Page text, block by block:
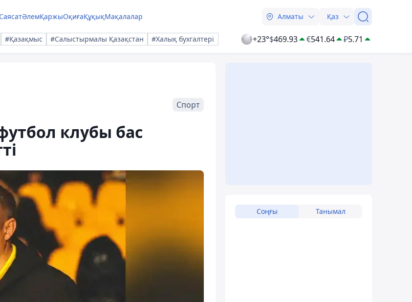
СаясатӘлемҚаржыОқиғаҚұқықМақалалар Алматы Қаз
#Қазақмыс #Салыстырмалы Қазақстан #Халық бухгалтері +23°$469.93 €541.64 ₽5.71
Спорт
клубы бас
Соңғы Танымал